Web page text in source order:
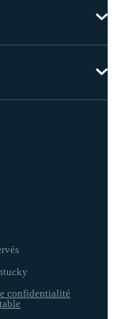
confidentialité